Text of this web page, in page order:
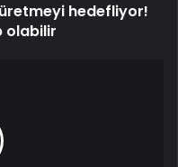
hedefliyor!
olabilir